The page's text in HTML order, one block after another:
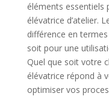
éléments essentiels
élévatrice d’atelier.
différence en
soit pour une
Quel que soit votre
élévatrice répond à
optimiser vos